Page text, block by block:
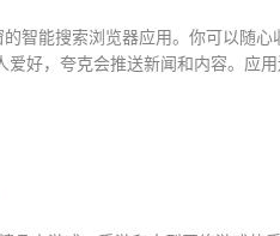
智能搜索浏览器应用。你可以随
好，夸克会推送新闻和内容。应